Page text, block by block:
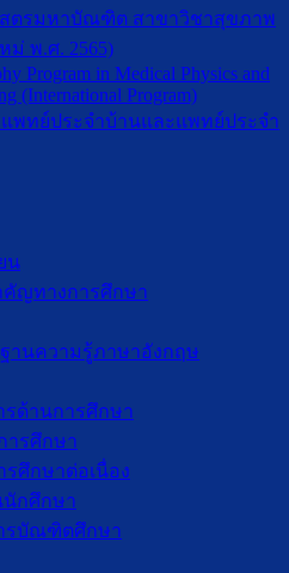
ตรมหาบัณฑิต สาขาวิชาสุขภาพ
ม่ พ.ศ. 2565)
Program in Medical Physics and
(International Program)
พทย์ประจำบ้านและแพทย์ประจำ
น
คัญทางการศึกษา
านความรู้ภาษาอังกฤษ
รด้านการศึกษา
ารศึกษา
ศึกษาต่อเนื่อง
นักศึกษา
รบัณฑิตศึกษา